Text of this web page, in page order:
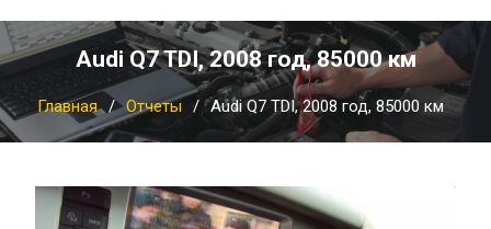
Audi Q7 TDI, 2008 год, 85000 км
Главная Отчеты Audi Q7 TDI, 2008 год, 85000 км